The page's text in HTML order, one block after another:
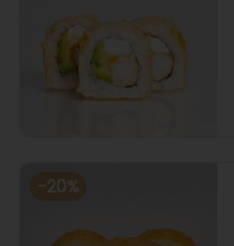
-20%